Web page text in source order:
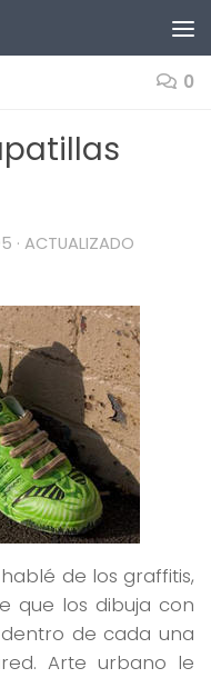
0
· ACTUALIZADO
de los graffitis,
que los dibuja con
de cada una
Arte urbano le